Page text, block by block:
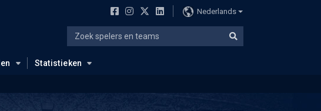
Nederlands
Statistieken